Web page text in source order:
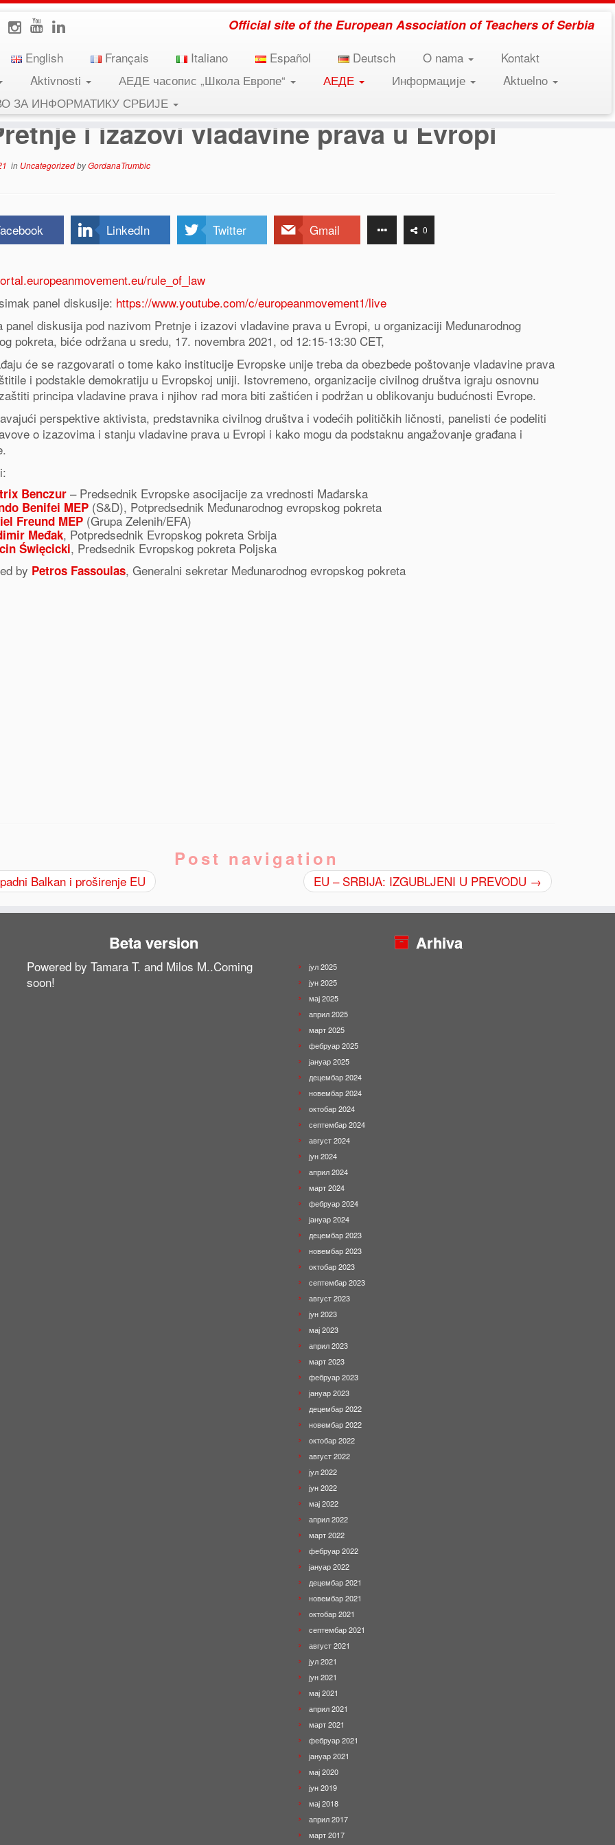
Official site of the European Association of Teachers of Serbia
English Français Italiano Español Deutsch O nama
Kontakt
Aktivnosti АЕДЕ часопис „Школа Европе“ АЕДЕ Информације
Aktuelno
ЗА ИНФОРМАТИКУ СРБИЈЕ
prava u Evropi
i izazovi vladavine prava u Evropi
in UncategorizedbyGordanaTrumbic
LinkedIn Twitter Gmail 0
rule_of_law
panel diskusije: https://www.youtube.com/c/europeanmovement1/live
panel diskusija pod nazivom Pretnje i izazovi vladavine prava u Evropi, u organizaciji Međunarodnog
pokreta, biće održana u sredu, 17. novembra 2021, od 12:15-13:30 CET,
će se razgovarati o tome kako institucije Evropske unije treba da obezbede poštovanje vladavine prava
i podstakle demokratiju u Evropskoj uniji. Istovremeno, organizacije civilnog društva igraju osnovnu
principa vladavine prava i njihov rad mora biti zaštićen i podržan u oblikovanju budućnosti Evrope.
perspektive aktivista, predstavnika civilnog društva i vodećih političkih ličnosti, panelisti će podeliti
o izazovima i stanju vladavine prava u Evropi i kako mogu da podstaknu angažovanje građana i
Benczur – Predsednik Evropske asocijacije za vrednosti Mađarska
Benifei MEP (S&D), Potpredsednik Međunarodnog evropskog pokreta
Freund MEP (Grupa Zelenih/EFA)
Međak, Potpredsednik Evropskog pokreta Srbija
Święcicki, Predsednik Evropskog pokreta Poljska
by Petros Fassoulas, Generalni sekretar Međunarodnog evropskog pokreta
Post navigation
Balkan i proširenje EU EU – SRBIJA: IZGUBLJENI U PREVODU →
Beta version
Powered by Tamara T. and Milos M..Coming
soon!
Arhiva
јул 2025
јун 2025
мај 2025
април 2025
март 2025
фебруар 2025
јануар 2025
децембар 2024
новембар 2024
октобар 2024
септембар 2024
август 2024
јун 2024
април 2024
март 2024
фебруар 2024
јануар 2024
децембар 2023
новембар 2023
октобар 2023
септембар 2023
август 2023
јун 2023
мај 2023
април 2023
март 2023
фебруар 2023
јануар 2023
децембар 2022
новембар 2022
октобар 2022
август 2022
јул 2022
јун 2022
мај 2022
април 2022
март 2022
фебруар 2022
јануар 2022
децембар 2021
новембар 2021
октобар 2021
септембар 2021
август 2021
јул 2021
јун 2021
мај 2021
април 2021
март 2021
фебруар 2021
јануар 2021
мај 2020
јун 2019
мај 2018
април 2017
март 2017